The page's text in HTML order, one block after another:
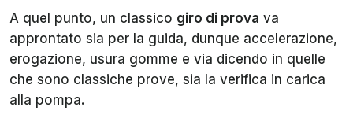
A quel punto, un classico giro di prova va
approntato sia per la guida, dunque accelerazione,
erogazione, usura gomme e via dicendo in quelle
che sono classiche prove, sia la verifica in carica
alla pompa.